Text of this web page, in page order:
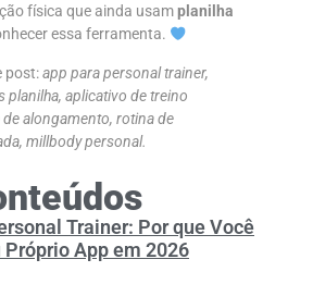
física que ainda usamplanilha
essa ferramenta.
post:app para personal trainer,
planilha, aplicativo de treino
alongamento, rotina de
millbody personal.
Trainer: Por que Você
Próprio App em 2026